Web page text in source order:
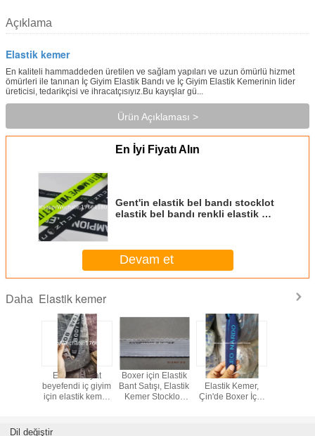
Açıklama
Elastik kemer
En kaliteli hammaddeden üretilen ve sağlam yapıları ve uzun ömürlü hizmet
ömürleri ile tanınan İç Giyim Elastik Bandı ve İç Giyim Elastik Kemerinin lider
üreticisi, tedarikçisi ve ihracatçısıyız.Bu kayışlar gü...
Ürün Açıklaması >
En İyi Fiyatı Alın
Gent'in elastik bel bandı stocklot
elastik bel bandı renkli elastik bel
Devam et
Daha Elastik kemer
www.google.com'",
En ucuz fiyat
beyefendi iç giyim
için elastik kemer
elastik kemer
Boxer için Elastik
Bant Satışı, Elastik
Kemer Stocklot,
Erkek Boxer
Elastik Kemer,
Çin'de Boxer İçin
Dil değiştir